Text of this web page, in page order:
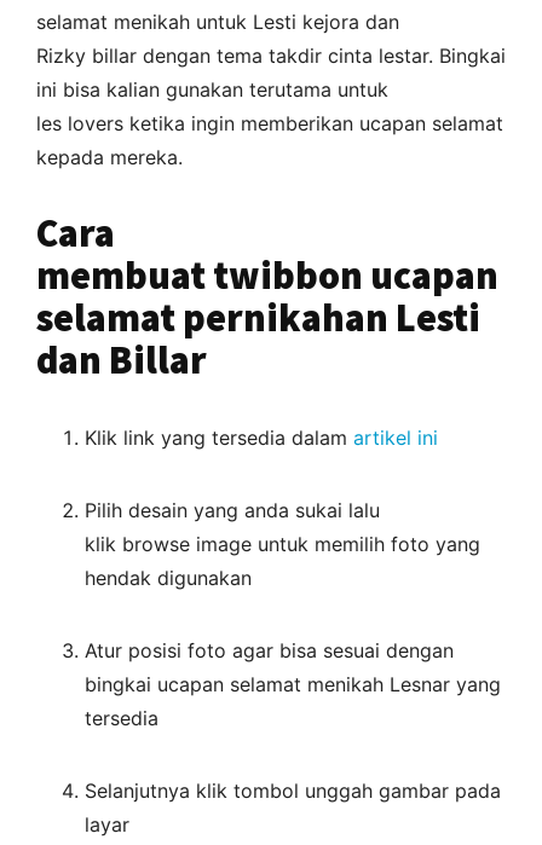
selamat menikah untuk Lesti kejora dan
Rizky billar dengan tema takdir cinta lestar. Bingkai
ini bisa kalian gunakan terutama untuk
les lovers ketika ingin memberikan ucapan selamat
kepada mereka.
Cara
membuat twibbon ucapan
selamat pernikahan Lesti
dan Billar
Klik link yang tersedia dalam artikel ini
Pilih desain yang anda sukai lalu
klik browse image untuk memilih foto yang
hendak digunakan
Atur posisi foto agar bisa sesuai dengan
bingkai ucapan selamat menikah Lesnar yang
tersedia
Selanjutnya klik tombol unggah gambar pada
layar